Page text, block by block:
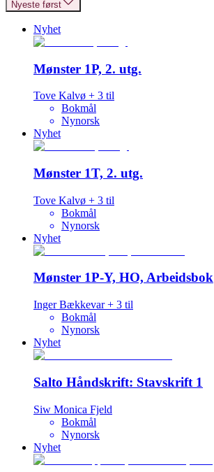
Nyeste først
Nyhet
Mønster 1P, 2. utg.
Tove Kalvø + 3 til
Bokmål
Nynorsk
Nyhet
Mønster 1T, 2. utg.
Tove Kalvø + 3 til
Bokmål
Nynorsk
Nyhet
Mønster 1P-Y, HO, Arbeidsbok
Inger Bækkevar+ 3 til
Bokmål
Nynorsk
Nyhet
Salto Håndskrift: Stavskrift 1
Siw Monica Fjeld
Bokmål
Nynorsk
Nyhet